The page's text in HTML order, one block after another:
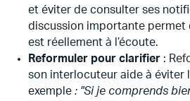
et éviter de consulter ses
discussion importante permet
est réellement à l’écoute.
Reformuler pour clarifier :
son interlocuteur aide à éviter
exemple : "Si je comprends